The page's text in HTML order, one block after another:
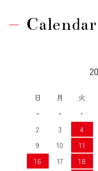
Calendar
日 月 火
・
・ ・
2
3 4
9
10 11
16
17 18